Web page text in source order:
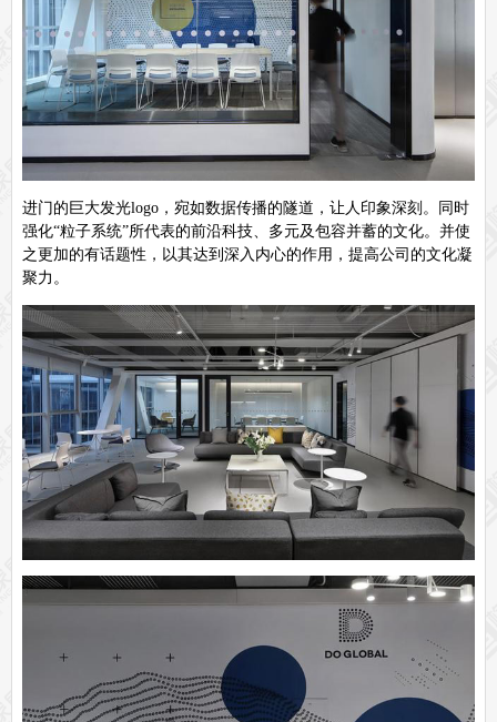
进门的巨大发光logo，宛如数据传播的隧道，让人印象深刻。同时
强化“粒子系统”所代表的前沿科技、多元及包容并蓄的文化。并使
之更加的有话题性，以其达到深入内心的作用，提高公司的文化凝
聚力。